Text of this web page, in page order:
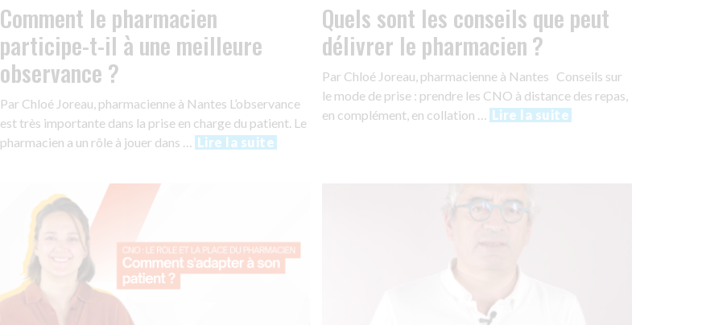
Comment le pharmacien
participe-t-il à une meilleure
observance ?
Par Chloé Joreau, pharmacienne à Nantes L’observance
est très importante dans la prise en charge du patient. Le
pharmacien a un rôle à jouer dans … Lire la suite
Quels sont les conseils que peut
délivrer le pharmacien ?
Par Chloé Joreau, pharmacienne à Nantes Conseils sur
le mode de prise : prendre les CNO à distance des repas,
en complément, en collation … Lire la suite